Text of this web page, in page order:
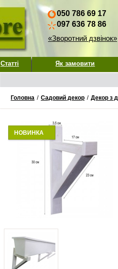
050 786 69 17
097 636 78 86
«Зворотний дзвінок»
Статті Як замовити
Головна / Садовий декор / Декор з
НОВИНКА